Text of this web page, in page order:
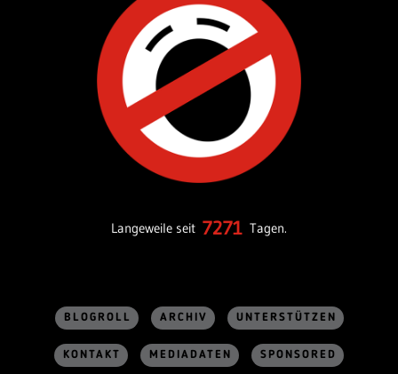
Langeweile seit 7271 Tagen.
BLOGROLL ARCHIV UNTERSTÜTZEN
KONTAKT MEDIADATEN SPONSORED